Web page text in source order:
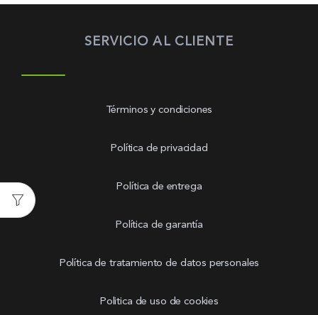
SERVICIO AL CLIENTE
Términos y condiciones
Política de privacidad
Política de entrega
Política de garantía
Política de tratamiento de datos personales
Politica de uso de cookies